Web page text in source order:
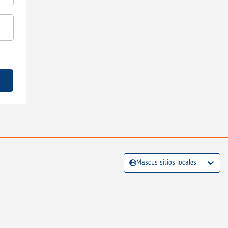
Mascus sitios locales